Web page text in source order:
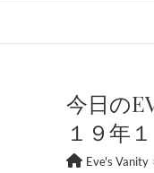
今日の
１９年
Eve's Vanity